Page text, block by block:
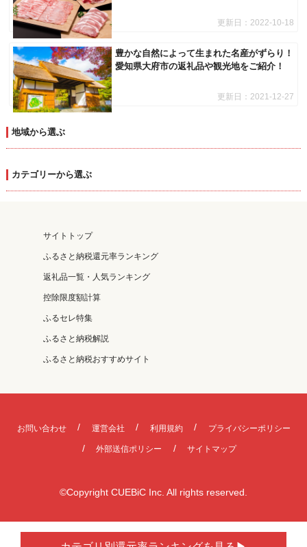
更新日： 2022-10-18
豊かな自然によって生まれた名産がずらり！
愛知県大府市の返礼品や観光地をご紹介！
更新日： 2021-12-27
地域から選ぶ
カテゴリーから選ぶ
サイトトップ
ふるさと納税還元率ランキング
返礼品一覧・人気ランキング
控除限度額計算
ふるセレ特集
ふるさと納税解説
ふるさと納税おすすめサイト
©Copyright CUEBiC Inc. All rights reserved.
お問い合わせ 運営会社 利用規約 プライバシーポリシー
外部送信ポリシー サイトマップ